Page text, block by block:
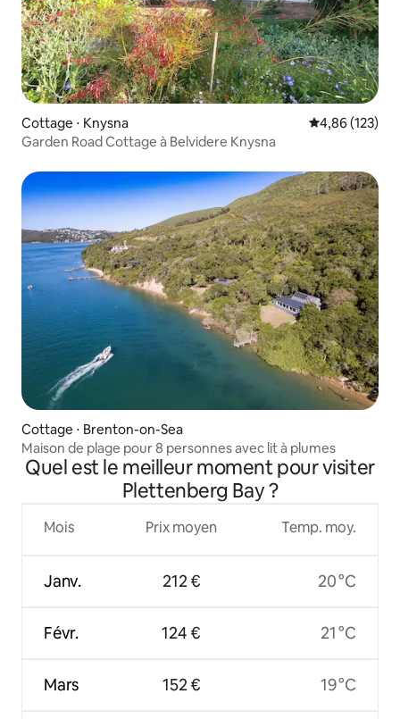
Cottage ⋅ Knysna Évaluation
4,86 (123)
Garden Road Cottage à Belvidere Knysna
Cottage ⋅ Brenton-on-Sea
Maison de plage pour 8 personnes avec lit à plumes
Quel est le meilleur moment pour visiter
Plettenberg Bay ?
Mois
Janv.
Févr.
Mars
Prix moyen
212 €
124 €
152 €
Temp. moy.
20 °C
21 °C
19 °C